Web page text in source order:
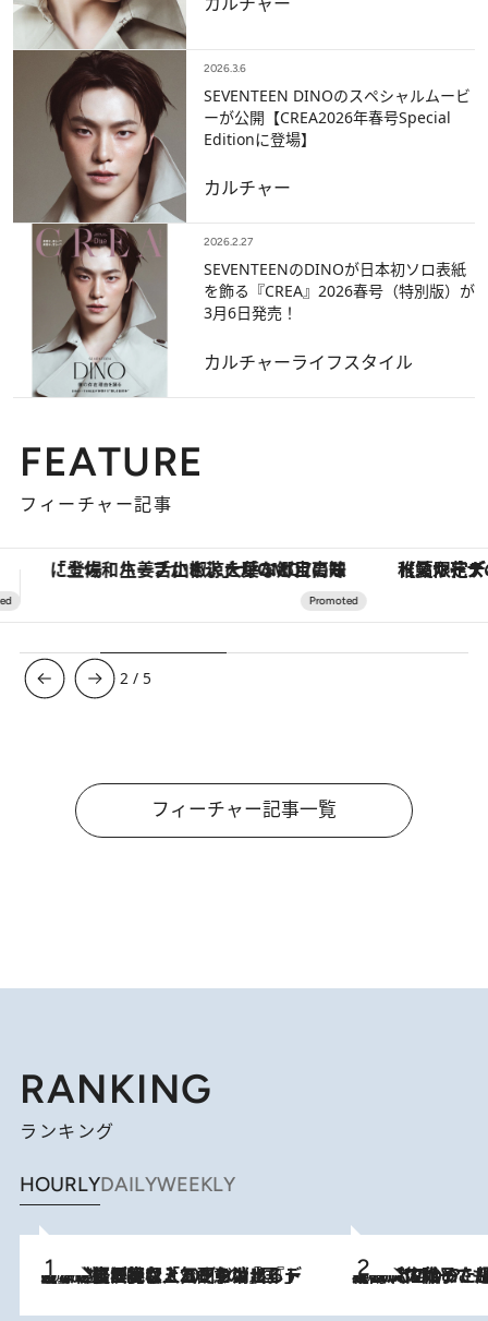
2026.3.6
SEVENTEEN DINOのスペシャルムービ
ーが公開【CREA2026年春号Special
Editionに登場】
カルチャー
2026.2.27
SEVENTEENのDINOが日本初ソロ表紙
を飾る『CREA』2026春号（特別版）が
3月6日発売！
カルチャーライフスタイル
FEATURE
フィーチャー記事
【夏限定ディナーコース】旬を迎える稚鮎や花ズッキーニなどをイタリア・トスカーナの郷土料理の手法で満喫！
3 / 5
フィーチャー記事一覧
RANKING
ランキング
HOURLYDAILYWEEKLY
2026.8.5
【なぜ吉沢亮は「気配を消せる」のか？】興行収入208億の『国宝』を経て挑むミュージカル『ディア・エヴァン・ハンセン』。トップ俳優が舞台上でさらけ出した“孤独”とは 2026.8.5
【阿川佐和子さんの年とる力】なぜ70代で始めた趣味は“こんなに楽しい”のか？ ピアノ、俳句…スランプに陥っても続けられる“ある秘訣”とは